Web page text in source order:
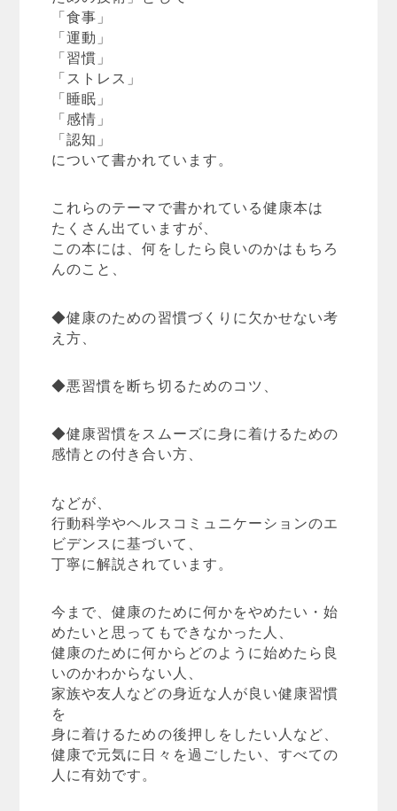
「食事」
「運動」
「習慣」
「ストレス」
「睡眠」
「感情」
「認知」
について書かれています。
これらのテーマで書かれている健康本は
たくさん出ていますが、
この本には、何をしたら良いのかはもちろ
んのこと、
◆健康のための習慣づくりに欠かせない考
え方、
◆悪習慣を断ち切るためのコツ、
◆健康習慣をスムーズに身に着けるための
感情との付き合い方、
などが、
行動科学やヘルスコミュニケーションのエ
ビデンスに基づいて、
丁寧に解説されています。
今まで、健康のために何かをやめたい・始
めたいと思ってもできなかった人、
健康のために何からどのように始めたら良
いのかわからない人、
家族や友人などの身近な人が良い健康習慣
を
身に着けるための後押しをしたい人など、
健康で元気に日々を過ごしたい、すべての
人に有効です。